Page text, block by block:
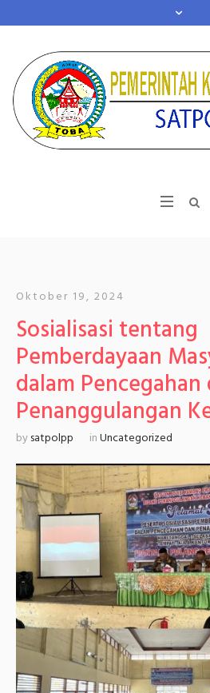
Oktober 19, 2024
Sosialisasi tentang
Pemberdayaan
dalam Pencegahan
Penanggulangan
bysatpolpp inUncategorized